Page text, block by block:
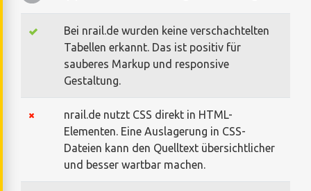
Bei nrail.de wurden keine verschachtelten
Tabellen erkannt. Das ist positiv für
sauberes Markup und responsive
Gestaltung.
nrail.de nutzt CSS direkt in HTML-
Elementen. Eine Auslagerung in CSS-
Dateien kann den Quelltext übersichtlicher
und besser wartbar machen.